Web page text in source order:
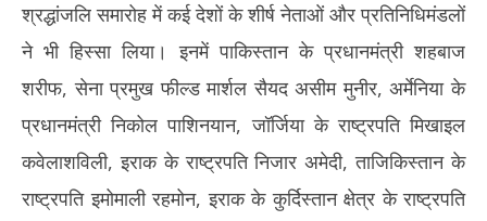
श्रद्धांजलि समारोह में कई देशों के शीर्ष नेताओं और प्रतिनिधिमंडलों
ने भी हिस्सा लिया। इनमें पाकिस्तान के प्रधानमंत्री शहबाज
शरीफ, सेना प्रमुख फील्ड मार्शल सैयद असीम मुनीर, अर्मेनिया के
प्रधानमंत्री निकोल पाशिनयान, जॉर्जिया के राष्ट्रपति मिखाइल
कवेलाशविली, इराक के राष्ट्रपति निजार अमेदी, ताजिकिस्तान के
राष्ट्रपति इमोमाली रहमोन, इराक के कुर्दिस्तान क्षेत्र के राष्ट्रपति